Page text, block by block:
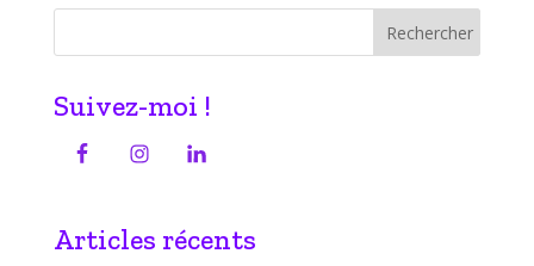
Suivez-moi !
Articles récents